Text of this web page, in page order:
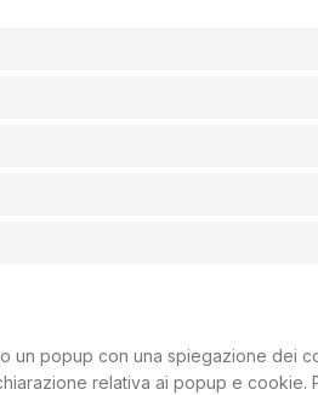
un popup con una spiegazione dei
relativa ai popup e